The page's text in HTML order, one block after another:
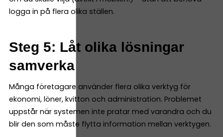
logga in på flera olika ställen.
Steg 5: Låt olika lösningar
samverka
Många företagare använder flera olika verktyg för
ekonomi, löner, kvitton och administration. Problemet
uppstår när systemen inte pratar med varandra och du
blir den som måste flytta information mellan verktygen.